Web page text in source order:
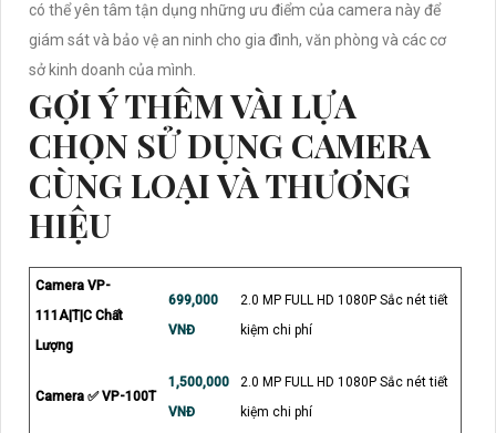
có thể yên tâm tận dụng những ưu điểm của camera này để
giám sát và bảo vệ an ninh cho gia đình, văn phòng và các cơ
sở kinh doanh của mình.
GỢI Ý THÊM VÀI LỰA
CHỌN SỬ DỤNG CAMERA
CÙNG LOẠI VÀ THƯƠNG
HIỆU
Camera VP-
111A|T|C Chất
Lượng
699,000
VNĐ
2.0 MP FULL HD 1080P Sắc nét tiết
kiệm chi phí
Camera ✅ VP-100T
1,500,000
VNĐ
2.0 MP FULL HD 1080P Sắc nét tiết
kiệm chi phí